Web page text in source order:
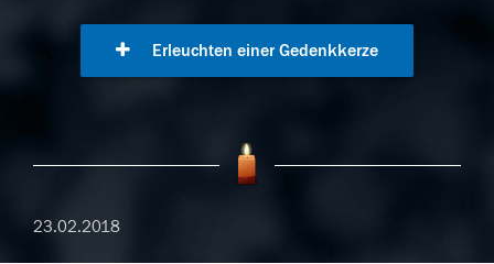
Erleuchten einer Gedenkkerze
23.02.2018